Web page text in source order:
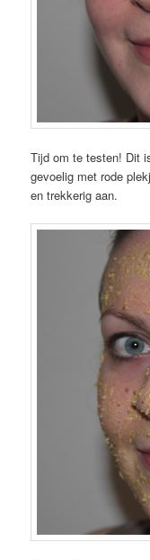
Tijd om te testen! Dit
gevoelig met rode
en trekkerig aan.